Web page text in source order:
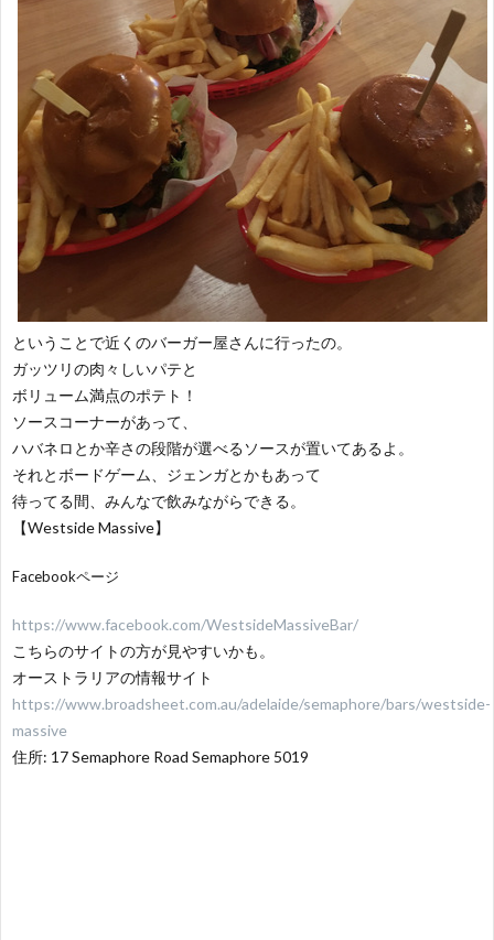
ということで近くのバーガー屋さんに行ったの。
ガッツリの肉々しいパテと
ボリューム満点のポテト！
ソースコーナーがあって、
ハバネロとか辛さの段階が選べるソースが置いてあるよ。
それとボードゲーム、ジェンガとかもあって
待ってる間、みんなで飲みながらできる。
【Westside Massive】
Facebookページ
https://www.facebook.com/WestsideMassiveBar/
こちらのサイトの方が見やすいかも。
オーストラリアの情報サイト
https://www.broadsheet.com.au/adelaide/semaphore/bars/westside-
massive
住所: 17 Semaphore Road Semaphore 5019